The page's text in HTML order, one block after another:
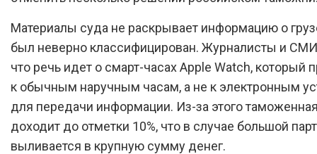
Материалы суда не раскрывает информацию о
был неверно классифицирован. Журналисты и СМИ
что речь идет о смарт-часах Apple Watch, который
к обычным наручным часам, а не к электронным
для передачи информации. Из-за этого
доходит до отметки 10%, что в случае большой
выливается в крупную сумму денег.